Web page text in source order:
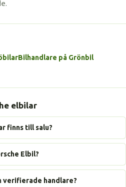
Bilhandlare på Grönbil
elbilar
finns till salu?
Elbil?
verifierade handlare?